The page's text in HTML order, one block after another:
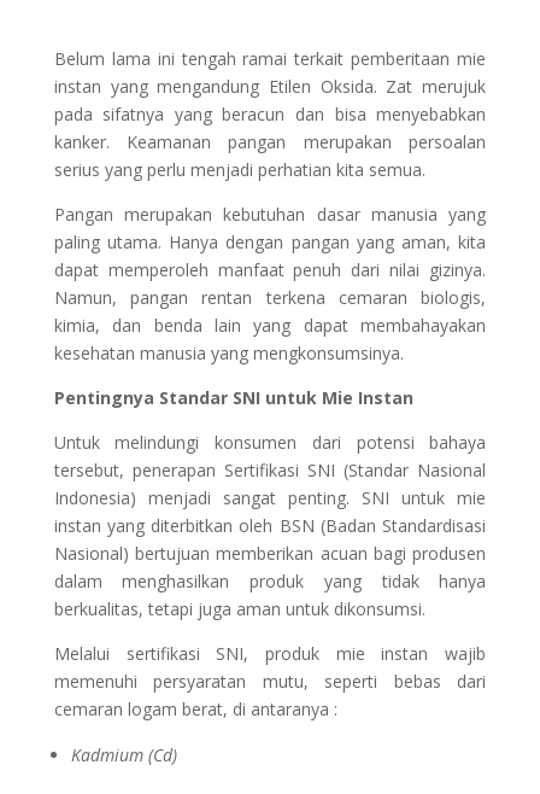
Belum lama ini tengah ramai terkait pemberitaan mie
instan yang mengandung Etilen Oksida. Zat merujuk
pada sifatnya yang beracun dan bisa menyebabkan
kanker. Keamanan pangan merupakan persoalan
serius yang perlu menjadi perhatian kita semua.
Pangan merupakan kebutuhan dasar manusia yang
paling utama. Hanya dengan pangan yang aman, kita
dapat memperoleh manfaat penuh dari nilai gizinya.
Namun, pangan rentan terkena cemaran biologis,
kimia, dan benda lain yang dapat membahayakan
kesehatan manusia yang mengkonsumsinya.
Pentingnya Standar SNI untuk Mie Instan
Untuk melindungi konsumen dari potensi bahaya
tersebut, penerapan Sertifikasi SNI (Standar Nasional
Indonesia) menjadi sangat penting. SNI untuk mie
instan yang diterbitkan oleh BSN (Badan Standardisasi
Nasional) bertujuan memberikan acuan bagi produsen
dalam menghasilkan produk yang tidak hanya
berkualitas, tetapi juga aman untuk dikonsumsi.
Melalui sertifikasi SNI, produk mie instan wajib
memenuhi persyaratan mutu, seperti bebas dari
cemaran logam berat, di antaranya :
Kadmium (Cd)